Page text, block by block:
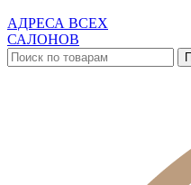
АДРЕСА ВСЕХ
САЛОНОВ